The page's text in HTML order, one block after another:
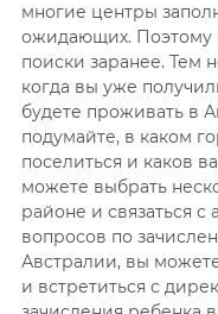
многие центры
ожидающих. Поэтому
поиски заранее. Тем
когда вы уже
будете проживать в
подумайте, в каком
поселиться и каков
можете выбрать
районе и связаться
вопросов по
Австралии, вы
и встретиться с